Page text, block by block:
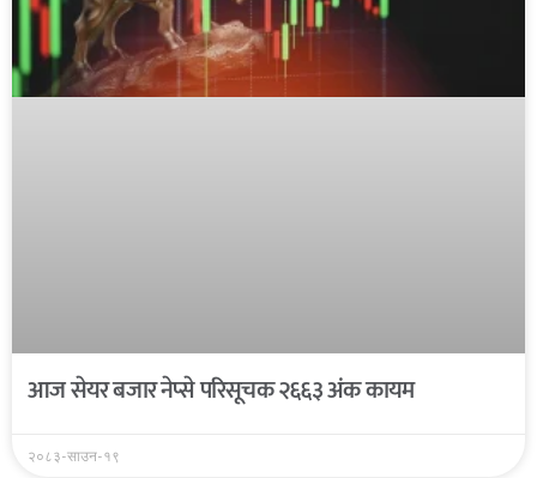
आज सेयर बजार नेप्से परिसूचक २६६३ अंक कायम
२०८३-साउन-१९